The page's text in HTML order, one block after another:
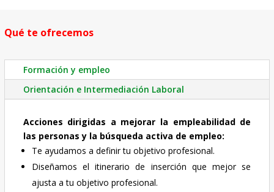
Qué te ofrecemos
Formación y empleo
Orientación e Intermediación Laboral
Acciones dirigidas a mejorar la empleabilidad de
las personas y la búsqueda activa de empleo:
Te ayudamos a definir tu objetivo profesional.
Diseñamos el itinerario de inserción que mejor se
ajusta a tu objetivo profesional.